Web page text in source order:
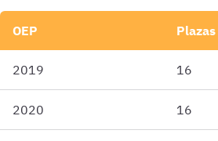
OEP Plazas
2019 16
2020 16